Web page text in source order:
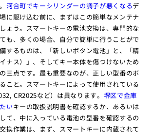
河合町でキーシリンダーの調子が悪くなるデ
に駆け込む前に、まずはこの簡単なメンテナ
ょう。スマートキーの電池交換は、専門的な
も、多くの場合、自分で簡単に行うことがで
するものは、「新しいボタン電池」と、「精
ナス）」、そしてキー本体を傷つけないため
三点です。最も重要なのが、正しい型番のボ
こと。スマートキーによって使用されている
CR2025など）は異なります。 堺区で金庫
いキーの取扱説明書を確認するか、あるいは
て、中に入っている電池の型番を確認するの
換作業は、まず、スマートキーに内蔵されて